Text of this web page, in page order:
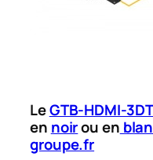
LeGTB-HDMI-
en noirou en
groupe.fr